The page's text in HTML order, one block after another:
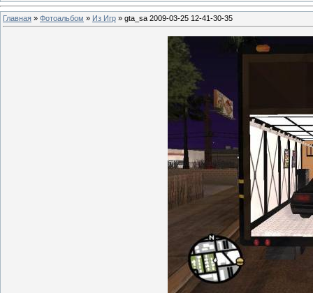
Главная » Фотоальбом » Из Игр » gta_sa 2009-03-25 12-41-30-35